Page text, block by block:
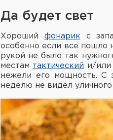
Да будет свет
Хороший фонарик с
особенно если все пошло
рукой не было так
местам тактический и/или
нежели его мощность. С
неделю не видел